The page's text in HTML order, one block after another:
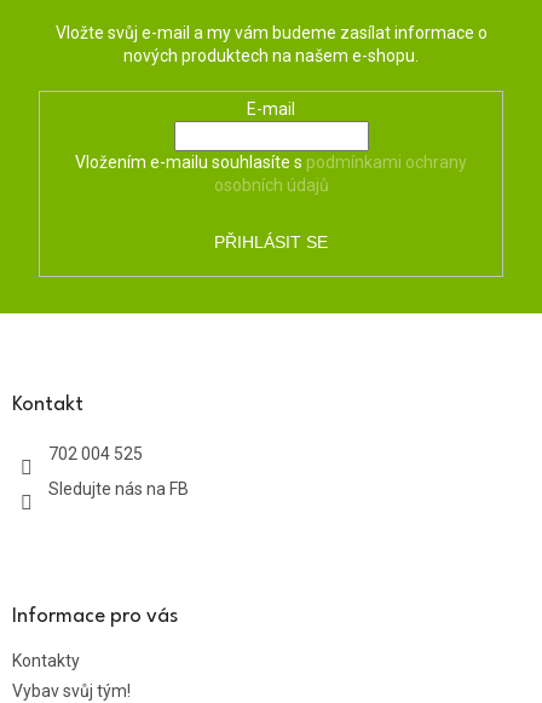
Vložte svůj e-mail a my vám budeme zasílat informace o
nových produktech na našem e-shopu.
E-mail
Vložením e-mailu souhlasíte s podmínkami ochrany
osobních údajů
PŘIHLÁSIT SE
Kontakt
702 004 525
Sledujte nás na FB
Informace pro vás
Kontakty
Vybav svůj tým!